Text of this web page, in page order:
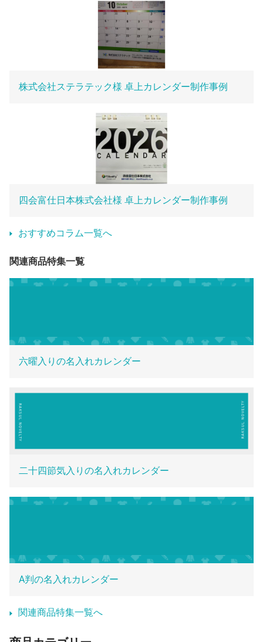
株式会社ステラテック様 卓上カレンダー制作事例
四会富仕日本株式会社様 卓上カレンダー 制作事例
おすすめコラム一覧へ
関連商品特集一覧
六曜入りの名入れカレンダー
二十四節気入りの名入れカレンダー
A判の名入れカレンダー
関連商品特集一覧へ